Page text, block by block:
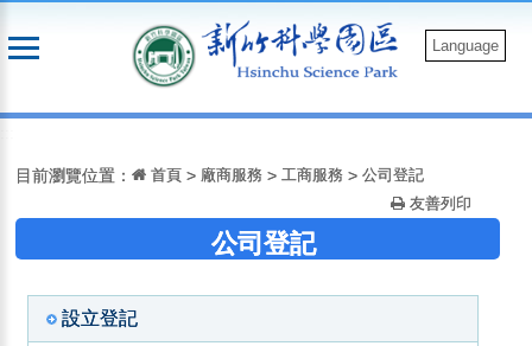
到
Language
目前瀏覽位置： 首頁 > 廠商服務 >工商服務 >公司登記
友善列印
公司登記
設立登記